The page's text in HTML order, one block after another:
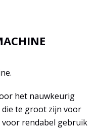
het nauwkeurig
te groot zijn voor
rendabel gebruik